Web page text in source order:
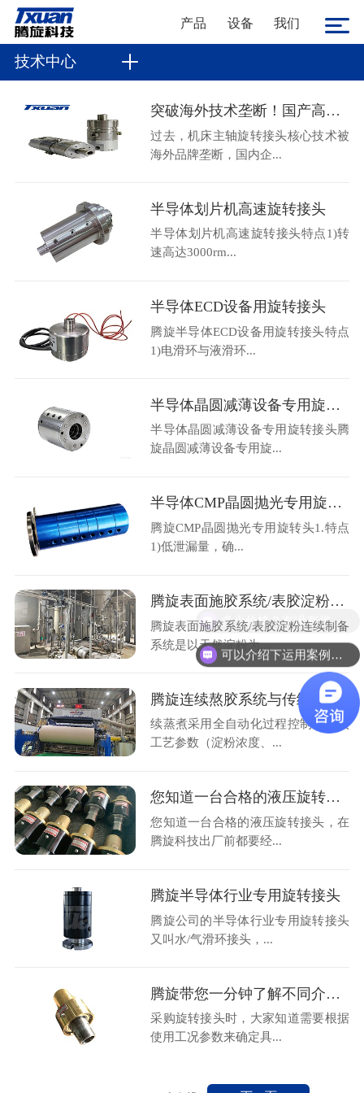
产品 设备 我们
技术中心
突破海外技术垄断！国产高速机床主轴旋转接头36000转高转速自主可控
过去，机床主轴旋转接头核心技术被
海外品牌垄断，国内企...
半导体划片机高速旋转接头
半导体划片机高速旋转接头特点1)转
速高达3000rm...
半导体ECD设备用旋转接头
腾旋半导体ECD设备用旋转接头特点
1)电滑环与液滑环...
半导体晶圆减薄设备专用旋转接头
半导体晶圆减薄设备专用旋转接头腾
旋晶圆减薄设备专用旋...
半导体CMP晶圆抛光专用旋转头
腾旋CMP晶圆抛光专用旋转头1.特点
1)低泄漏量，确...
腾旋表面施胶系统/表胶淀粉连续制备系统工艺描述
腾旋表面施胶系统/表胶淀粉连续制备
系统是以天然淀粉为...
腾旋连续熬胶系统与传统间歇蒸煮系统比较
续蒸煮采用全自动化过程控制，各项
工艺参数（淀粉浓度、...
您知道一台合格的液压旋转接头，在腾旋出厂前都要经历什么吗？
您知道一台合格的液压旋转接头，在
腾旋科技出厂前都要经...
腾旋半导体行业专用旋转接头
腾旋公司的半导体行业专用旋转接头
又叫水/气滑环接头，...
腾旋带您一分钟了解不同介质高温旋转接头
采购旋转接头时，大家知道需要根据
使用工况参数来确定具...
多少价格？有没有优惠？